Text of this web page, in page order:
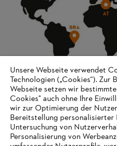
Unternehmensführung und
Unsere Webseite verwendet
Technologien („Cookies“). Zur
Webseite setzen wir
Cookies" auch ohne Ihre
wir zur Optimierung der
Bereitstellung personalisierter
Untersuchung von
Personalisierung von